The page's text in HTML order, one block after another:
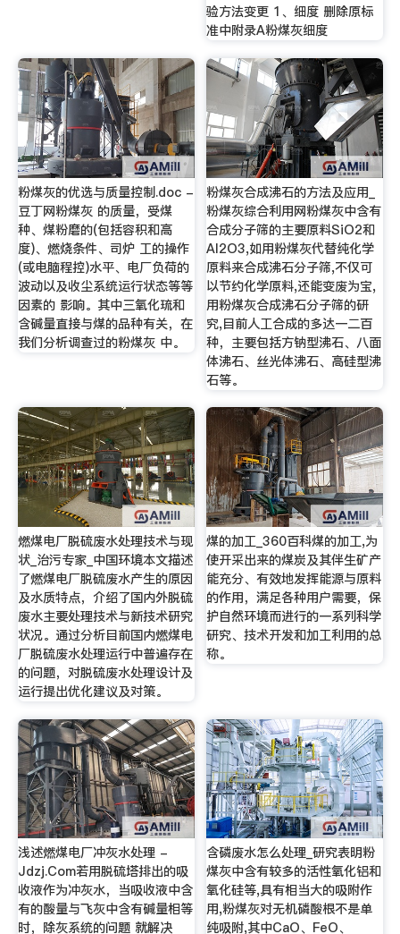
验方法变更 1、细度 删除原标
准中附录A粉煤灰细度
粉煤灰的优选与质量控制.doc -
豆丁网粉煤灰 的质量，受煤
种、煤粉磨的(包括容积和高
度)、燃烧条件、司炉 工的操作
(或电脑程控)水平、电厂负荷的
波动以及收尘系统运行状态等等
因素的 影响。其中三氧化琉和
含碱量直接与煤的品种有关，在
我们分析调查过的粉煤灰 中。
粉煤灰合成沸石的方法及应用_
粉煤灰综合利用网粉煤灰中含有
合成分子筛的主要原料SiO2和
Al2O3,如用粉煤灰代替纯化学
原料来合成沸石分子筛,不仅可
以节约化学原料,还能变废为宝,
用粉煤灰合成沸石分子筛的研
究,目前人工合成的多达一二百
种，主要包括方钠型沸石、八面
体沸石、丝光体沸石、高硅型沸
石等。
燃煤电厂脱硫废水处理技术与现
状_治污专家_中国环境本文描述
了燃煤电厂脱硫废水产生的原因
及水质特点，介绍了国内外脱硫
废水主要处理技术与新技术研究
状况。通过分析目前国内燃煤电
厂脱硫废水处理运行中普遍存在
的问题，对脱硫废水处理设计及
运行提出优化建议及对策。
煤的加工_360百科煤的加工,为
使开采出来的煤炭及其伴生矿产
能充分、有效地发挥能源与原料
的作用，满足各种用户需要，保
护自然环境而进行的一系列科学
研究、技术开发和加工利用的总
称。
浅述燃煤电厂冲灰水处理 -
Jdzj.Com若用脱硫塔排出的吸
收液作为冲灰水，当吸收液中含
有的酸量与飞灰中含有碱量相等
时，除灰系统的问题 就解决
含磷废水怎么处理_研究表明粉
煤灰中含有较多的活性氧化铝和
氧化硅等,具有相当大的吸附作
用,粉煤灰对无机磷酸根不是单
纯吸附,其中CaO、FeO、